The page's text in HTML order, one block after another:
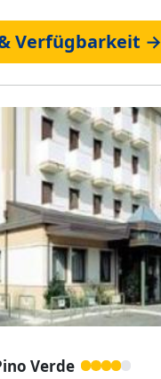
Verfügbarkeit →
Verde